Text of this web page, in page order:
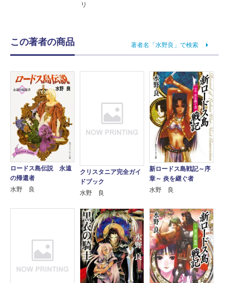
リ
この著者の商品 著者名「水野良」で検索
ロードス島伝説 永遠
の帰還者
水野 良
クリスタニア完全ガイ
ドブック
水野 良
新ロードス島戦記～序
章～ 炎を継ぐ者
水野 良